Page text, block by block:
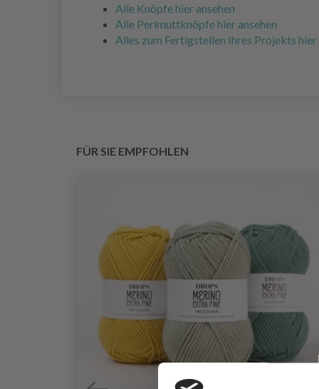
Alle Knöpfe hier ansehen
Alle Perlmuttknöpfe hier ansehen
Alles zum Fertigstellen Ihres Projekts hier
FÜR SIE EMPFOHLEN